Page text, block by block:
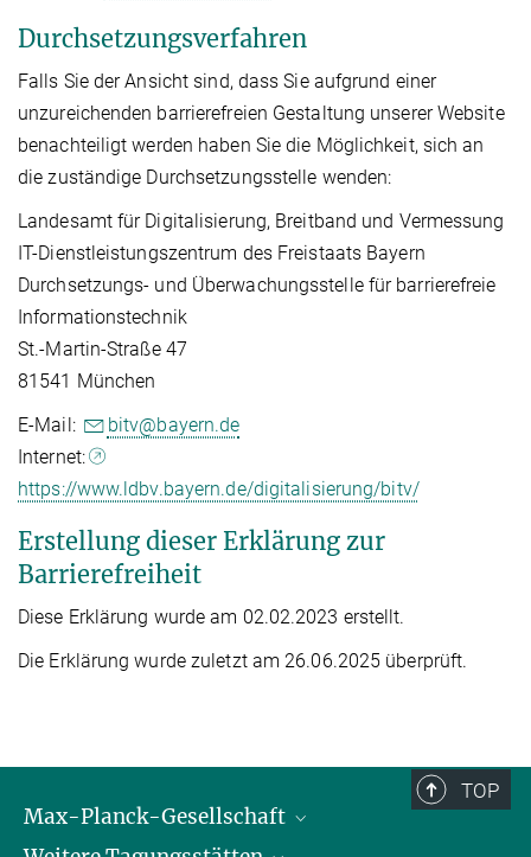
Durchsetzungsverfahren
Falls Sie der Ansicht sind, dass Sie aufgrund einer
unzureichenden barrierefreien Gestaltung unserer Website
benachteiligt werden haben Sie die Möglichkeit, sich an
die zuständige Durchsetzungsstelle wenden:
Landesamt für Digitalisierung, Breitband und Vermessung
IT-Dienstleistungszentrum des Freistaats Bayern
Durchsetzungs- und Überwachungsstelle für barrierefreie
Informationstechnik
St.-Martin-Straße 47
81541 München
E-Mail:
bitv@bayern.de
Internet:
https://www.ldbv.bayern.de/digitalisierung/bitv/
Erstellung dieser Erklärung zur
Barrierefreiheit
Diese Erklärung wurde am 02.02.2023 erstellt.
Die Erklärung wurde zuletzt am 26.06.2025 überprüft.
TOP
Max-Planck-Gesellschaft